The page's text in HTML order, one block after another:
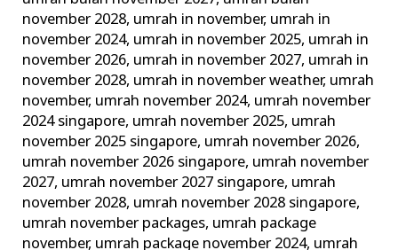
november 2028, umrah in november, umrah in
november 2024, umrah in november 2025, umrah in
november 2026, umrah in november 2027, umrah in
november 2028, umrah in november weather, umrah
november, umrah november 2024, umrah november
2024 singapore, umrah november 2025, umrah
november 2025 singapore, umrah november 2026,
umrah november 2026 singapore, umrah november
2027, umrah november 2027 singapore, umrah
november 2028, umrah november 2028 singapore,
umrah november packages, umrah package
november, umrah package november 2024, umrah